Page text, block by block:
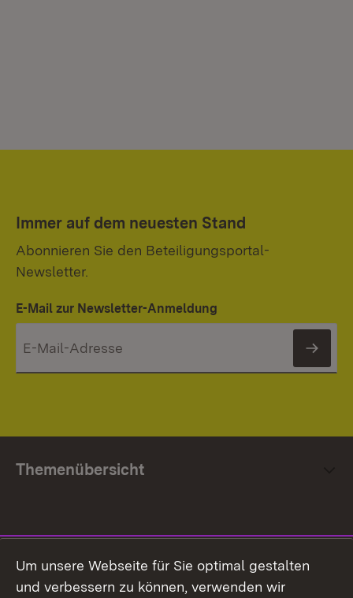
Immer auf dem neuesten Stand
Abonnieren Sie den Beteiligungsportal-
Newsletter.
E-Mail zur Newsletter-Anmeldung
Themenübersicht
Facebook
Um unsere Webseite für Sie optimal gestalten
und verbessern zu können, verwenden wir